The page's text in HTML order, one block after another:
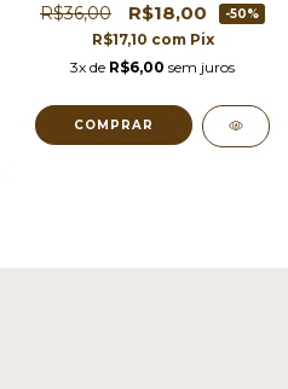
R$36,00
R$18,00 -50%
R$17,10 com Pix
3x de R$6,00 sem juros